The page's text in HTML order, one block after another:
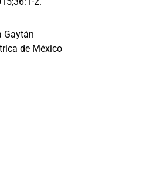
Gaytán
de México